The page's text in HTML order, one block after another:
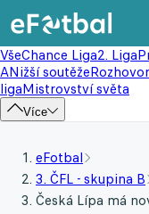
VšeChance Liga2. Liga
ANižší soutěže
ligaMistrovství světa
Více
eFotbal
3. ČFL - skupina B
Česká Lípa má